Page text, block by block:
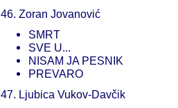
46. Zoran Jovanović
SMRT
SVE U...
NISAM JA PESNIK
PREVARO
47. Ljubica Vukov-Davčik